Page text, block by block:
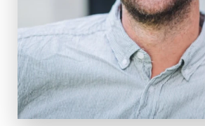
Termine
Mo, 15.06.2026, 9:00 – 16:30 Uhr
Di, 16.06.2026, 9:00 – 16:30 Uhr
Ort
Bildungsraum Naumanngasse,